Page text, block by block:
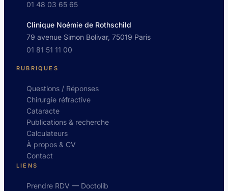
01 48 03 65 65
Clinique Noémie de Rothschild
79 avenue Simon Bolivar, 75019 Paris
01 81 51 11 00
RUBRIQUES
Questions / Réponses
Chirurgie réfractive
Cataracte
Publications & recherche
Calculateurs
À propos & CV
Contact
LIENS
Prendre RDV — Doctolib